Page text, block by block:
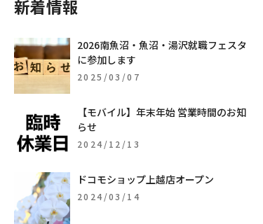
新着情報
2026南魚沼・魚沼・湯沢就職フェスタ
に参加します
2025/03/07
【モバイル】年末年始 営業時間のお知
らせ
2024/12/13
ドコモショップ上越店オープン
2024/03/14